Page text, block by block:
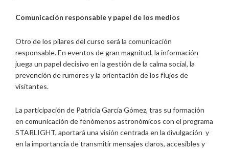
Comunicación responsable y papel de los medios
Otro de los pilares del curso será la comunicación
responsable. En eventos de gran magnitud, la información
juega un papel decisivo en la gestión de la calma social, la
prevención de rumores y la orientación de los flujos de
visitantes.
La participación de Patricia García Gómez, tras su formación
en comunicación de fenómenos astronómicos con el programa
STARLIGHT, aportará una visión centrada en la divulgación y
en la importancia de transmitir mensajes claros, accesibles y